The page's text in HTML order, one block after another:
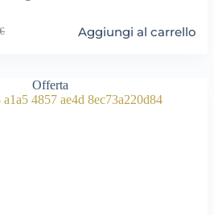
€ Aggiungi al carrello
Offerta